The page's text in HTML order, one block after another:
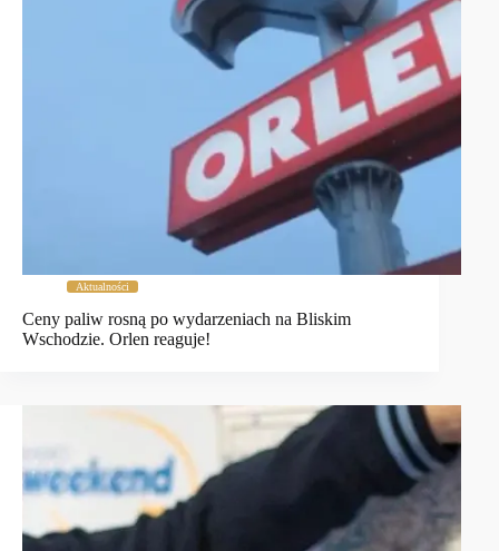
Aktualności
Ceny paliw rosną po wydarzeniach na Bliskim
Wschodzie. Orlen reaguje!